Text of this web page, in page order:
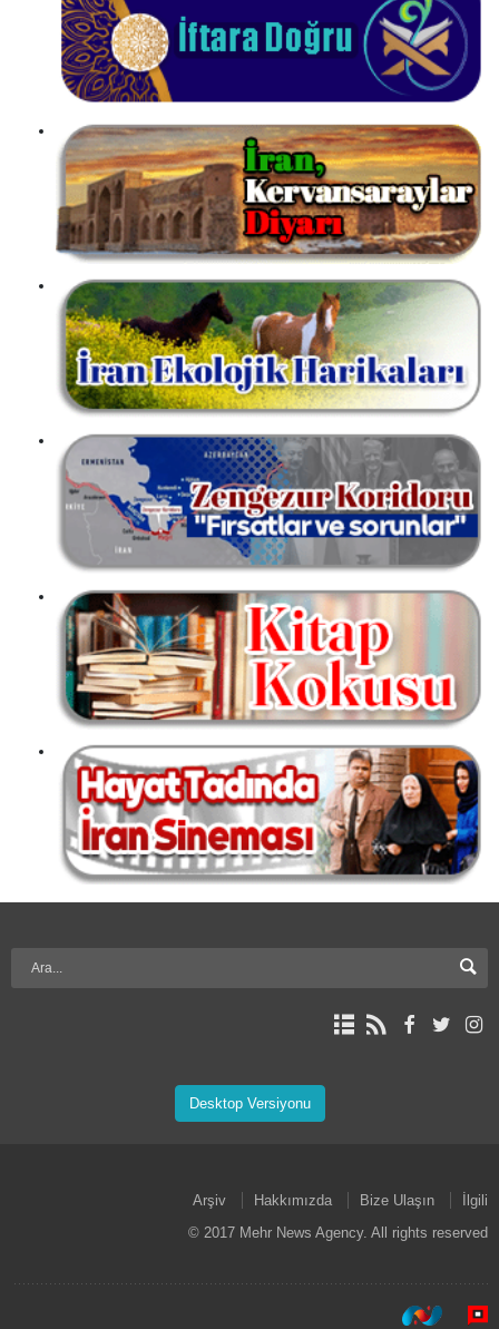
Desktop Versiyonu
Arşiv Hakkımızda Bize Ulaşın
İlgili
© 2017 Mehr News Agency. All rights reserved